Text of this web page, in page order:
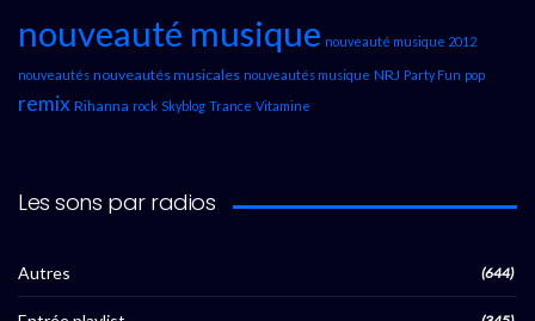
nouveauté musique nouveauté musique 2012
nouveautés nouveautés musicales nouveautés musique NRJ Party Fun pop
remix Rihanna rock Skyblog Trance Vitamine
Les sons par radios
Autres (644)